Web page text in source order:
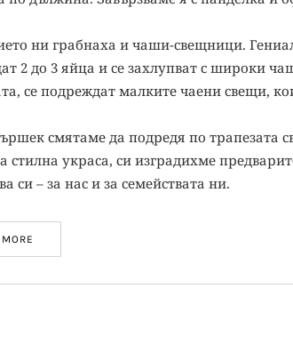
ни грабнаха и чаши-свещници.
2 до 3 яйца и се захлупват с широки
се подреждат малките чаени свещи,
смятаме да подредя по трапезата
стилна украса, си изградихме
си – за нас и за семействата ни.